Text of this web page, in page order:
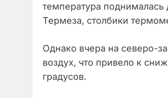
температура поднималась
Термеза, столбики
Однако вчера на северо-
воздух, что привело к
градусов.